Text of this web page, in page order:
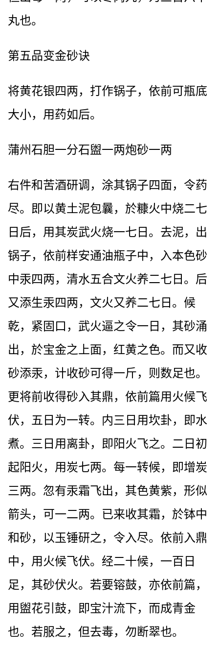
丸也。
第五品变金砂诀
将黄花银四两，打作锅子，依前可瓶底
大小，用药如后。
蒲州石胆一分石盥一两炮砂一两
右件和苦酒研调，涂其锅子四面，令药
尽。即以黄土泥包曩，於糠火中烧二七
日后，用其炭武火烧一七日。去泥，出
锅子，依前样安通油瓶子中，入本色砂
中汞四两，清水五合文火养二七日。后
又添生汞四两，文火又养二七日。候
乾，紧固口，武火逼之令一日，其砂涌
出，於宝金之上面，红黄之色。而又收
砂添汞，计收砂可得一斤，则数足也。
更将前收得砂入其鼎，依前篇用火候飞
伏，五日为一转。内三日用坎卦，即水
煮。三日用离卦，即阳火飞之。二日初
起阳火，用炭七两。每一转候，即增炭
三两。忽有汞霜飞出，其色黄紫，形似
箭头，可一二两。已来收其霜，於钵中
和砂，以玉锤研之，令入尽。依前入鼎
中，用火候飞伏。经二十候，一百日
足，其砂伏火。若要镕鼓，亦依前篇，
用盥花引鼓，即宝汁流下，而成青金
也。若服之，但去毒，勿断翠也。